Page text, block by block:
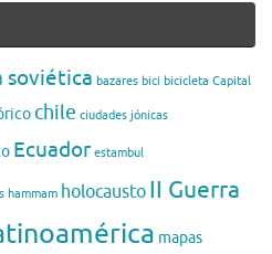
bazares bici bicicleta Capital
chile ciudades jónicas
Ecuador estambul
hammam holocausto II Guerra
mapas